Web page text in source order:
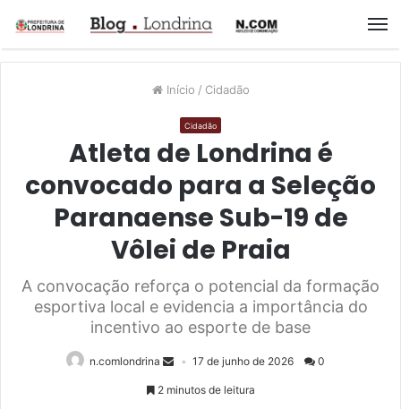
Início / Cidadão
Cidadão
Atleta de Londrina é
convocado para a Seleção
Paranaense Sub-19 de
Vôlei de Praia
A convocação reforça o potencial da formação
esportiva local e evidencia a importância do
incentivo ao esporte de base
n.comlondrina 17 de junho de 2026 0
2 minutos de leitura